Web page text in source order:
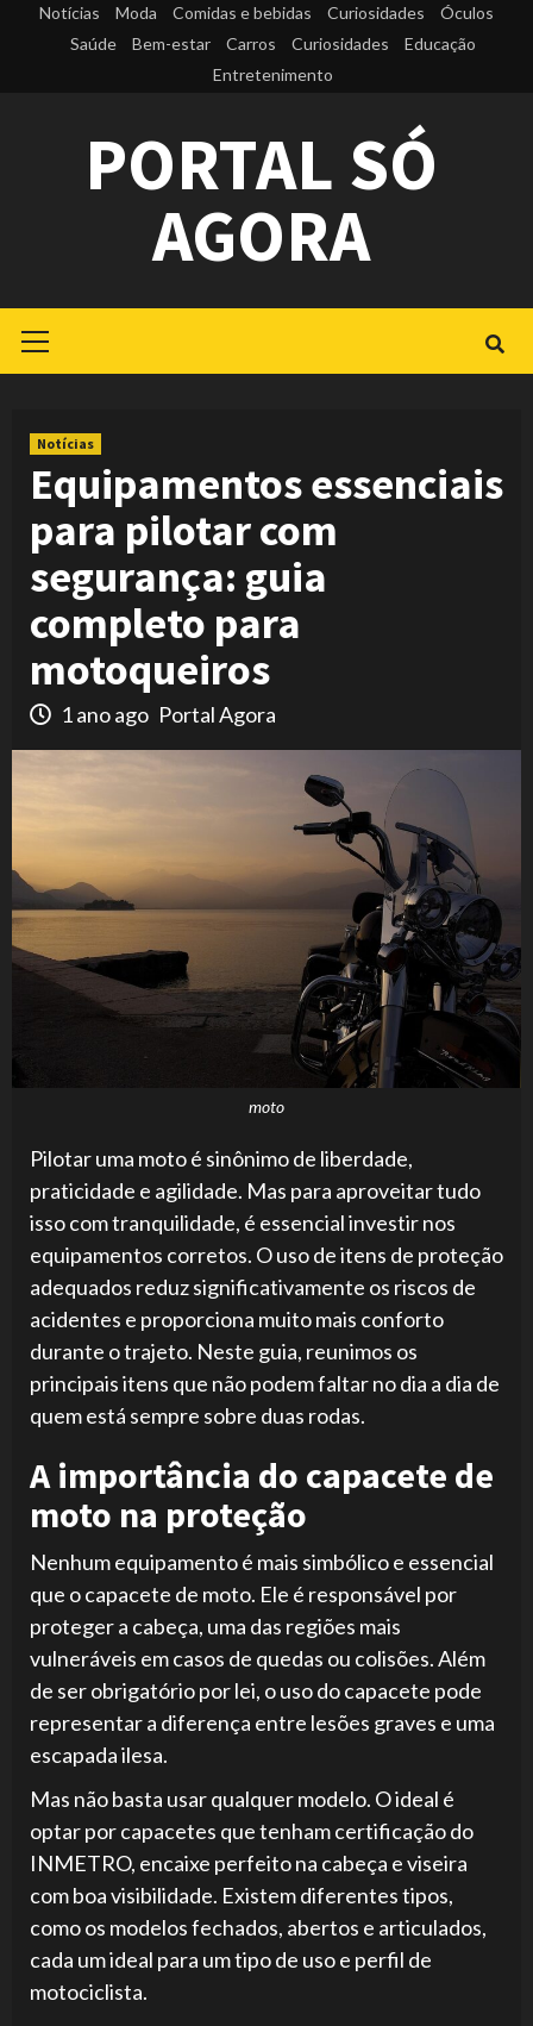
Notícias Moda Comidas e bebidas Curiosidades
Óculos
Saúde
Bem-estar Carros Curiosidades
Educação
Entretenimento
PORTAL SÓ
AGORA
Menu
Notícias
Equipamentos essenciais
para pilotar com
segurança: guia
completo para
motoqueiros
1 ano ago Portal Agora
moto
Pilotar uma moto é sinônimo de liberdade,
praticidade e agilidade. Mas para aproveitar tudo
isso com tranquilidade, é essencial investir nos
equipamentos corretos. O uso de itens de proteção
adequados reduz significativamente os riscos de
acidentes e proporciona muito mais conforto
durante o trajeto. Neste guia, reunimos os
principais itens que não podem faltar no dia a dia de
quem está sempre sobre duas rodas.
A importância do capacete de
moto na proteção
Nenhum equipamento é mais simbólico e essencial
que o capacete de moto. Ele é responsável por
proteger a cabeça, uma das regiões mais
vulneráveis em casos de quedas ou colisões. Além
de ser obrigatório por lei, o uso do capacete pode
representar a diferença entre lesões graves e uma
escapada ilesa.
Mas não basta usar qualquer modelo. O ideal é
optar por capacetes que tenham certificação do
INMETRO, encaixe perfeito na cabeça e viseira
com boa visibilidade. Existem diferentes tipos,
como os modelos fechados, abertos e articulados,
cada um ideal para um tipo de uso e perfil de
motociclista.